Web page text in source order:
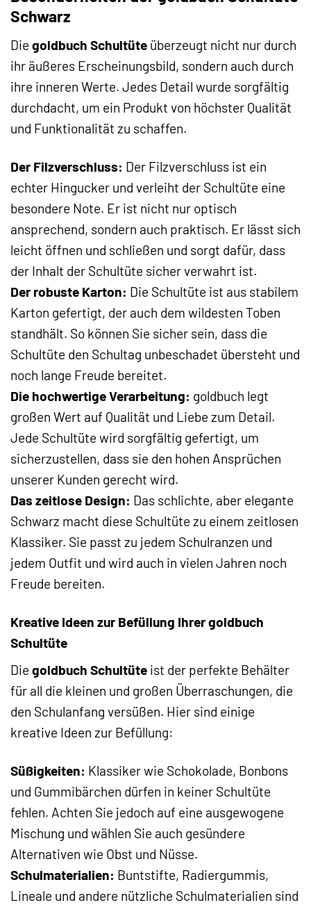
Schwarz
Die goldbuch Schultüte überzeugt nicht nur durch
ihr äußeres Erscheinungsbild, sondern auch durch
ihre inneren Werte. Jedes Detail wurde sorgfältig
durchdacht, um ein Produkt von höchster Qualität
und Funktionalität zu schaffen.
Der Filzverschluss: Der Filzverschluss ist ein
echter Hingucker und verleiht der Schultüte eine
besondere Note. Er ist nicht nur optisch
ansprechend, sondern auch praktisch. Er lässt sich
leicht öffnen und schließen und sorgt dafür, dass
der Inhalt der Schultüte sicher verwahrt ist.
Der robuste Karton: Die Schultüte ist aus stabilem
Karton gefertigt, der auch dem wildesten Toben
standhält. So können Sie sicher sein, dass die
Schultüte den Schultag unbeschadet übersteht und
noch lange Freude bereitet.
Die hochwertige Verarbeitung: goldbuch legt
großen Wert auf Qualität und Liebe zum Detail.
Jede Schultüte wird sorgfältig gefertigt, um
sicherzustellen, dass sie den hohen Ansprüchen
unserer Kunden gerecht wird.
Das zeitlose Design: Das schlichte, aber elegante
Schwarz macht diese Schultüte zu einem zeitlosen
Klassiker. Sie passt zu jedem Schulranzen und
jedem Outfit und wird auch in vielen Jahren noch
Freude bereiten.
Kreative Ideen zur Befüllung Ihrer goldbuch
Schultüte
Die goldbuch Schultüte ist der perfekte Behälter
für all die kleinen und großen Überraschungen, die
den Schulanfang versüßen. Hier sind einige
kreative Ideen zur Befüllung:
Süßigkeiten: Klassiker wie Schokolade, Bonbons
und Gummibärchen dürfen in keiner Schultüte
fehlen. Achten Sie jedoch auf eine ausgewogene
Mischung und wählen Sie auch gesündere
Alternativen wie Obst und Nüsse.
Schulmaterialien: Buntstifte, Radiergummis,
Lineale und andere nützliche Schulmaterialien sind